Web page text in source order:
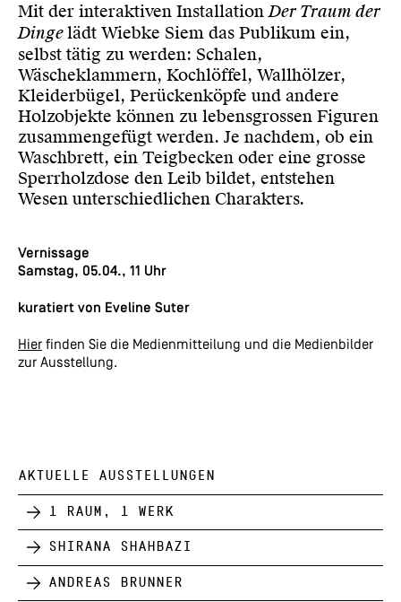
Mit der interaktiven InstallationDer Traum der
Dingelädt Wiebke Siem das Publikum ein,
selbst tätig zu werden: Schalen,
Wäscheklammern, Kochlöffel, Wallhölzer,
Kleiderbügel, Perückenköpfe und andere
Holzobjekte können zu lebensgrossen Figuren
zusammengefügt werden. Je nachdem, ob ein
Waschbrett, ein Teigbecken oder eine grosse
Sperrholzdose den Leib bildet, entstehen
Wesen unterschiedlichen Charakters.
Vernissage
Samstag, 05.04., 11 Uhr
kuratiert von Eveline Suter
Hier finden Sie die Medienmitteilung und die Medienbilder
zur Ausstellung.
AKTUELLE AUSSTELLUNGEN
1 Raum, 1 Werk
Shirana Shahbazi
Andreas Brunner